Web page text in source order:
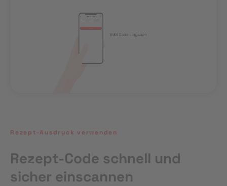
Rezept-Ausdruck verwenden
Rezept-Code schnell und
sicher einscannen